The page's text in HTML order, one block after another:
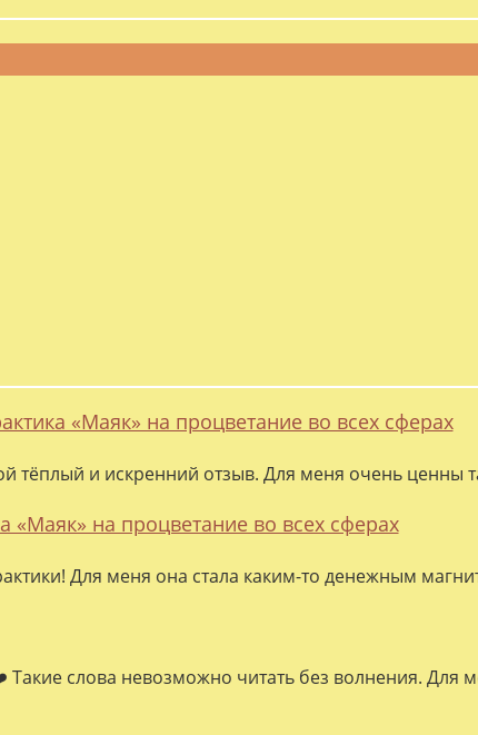
«Маяк» на процветание во всех сферах
тёплый и искренний отзыв. Для меня очень ценны
«Маяк» на процветание во всех сферах
Для меня она стала каким-то денежным
слова невозможно читать без волнения. Для